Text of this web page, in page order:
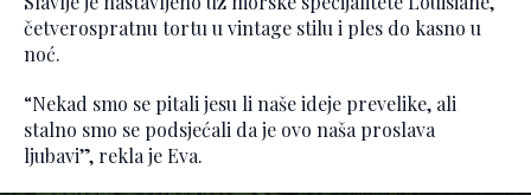
četverospratnu tortu u vintage stilu i ples do kasno u
noć.
“Nekad smo se pitali jesu li naše ideje prevelike, ali
stalno smo se podsjećali da je ovo naša proslava
ljubavi”, rekla je Eva.